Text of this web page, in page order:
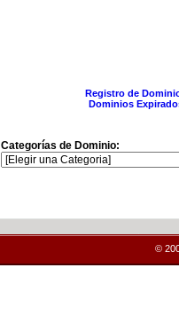
Registro de
Dominios
Categorías de Dominio:
©